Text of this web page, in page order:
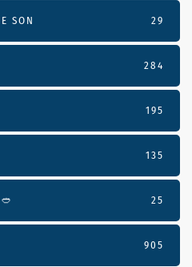
SON 29
284
195
135
25
905